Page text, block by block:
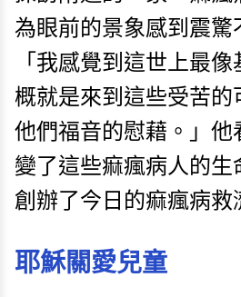
為眼前的景象感到震驚
「我感覺到這世上最
概就是來到這些受苦的
他們福音的慰藉。」他
變了這些痲瘋病人的生
創辦了今日的痲瘋病救
耶穌關愛兒童